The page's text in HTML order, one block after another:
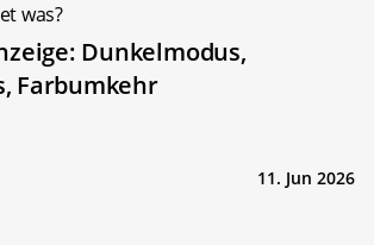
was?
Dunkelmodus,
Farbumkehr
11. Jun 2026